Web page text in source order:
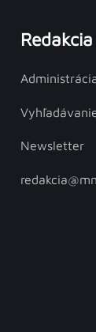
Redakcia
Newsletter